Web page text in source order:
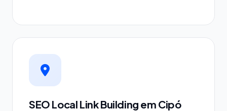
SEO Local Link Building em Cipó